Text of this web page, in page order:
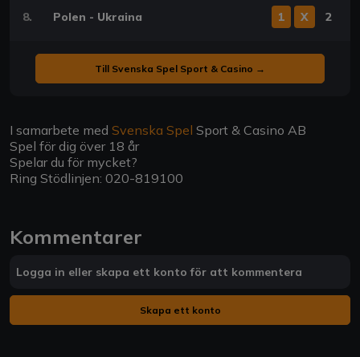
8. Polen - Ukraina 1 X 2
Till Svenska Spel Sport & Casino →
I samarbete med Svenska Spel Sport & Casino AB
Spel för dig över 18 år
Spelar du för mycket?
Ring Stödlinjen: 020-819100
Kommentarer
Logga in eller skapa ett konto för att kommentera
Skapa ett konto